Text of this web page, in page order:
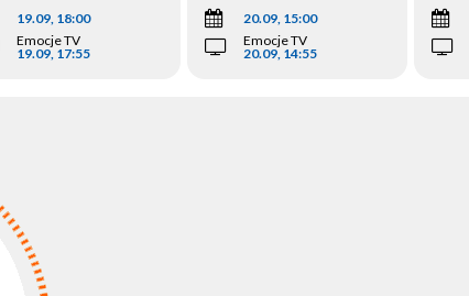
19.09, 18:00
Emocje TV
19.09, 17:55
20.09, 15:00
Emocje TV
20.09, 14:55